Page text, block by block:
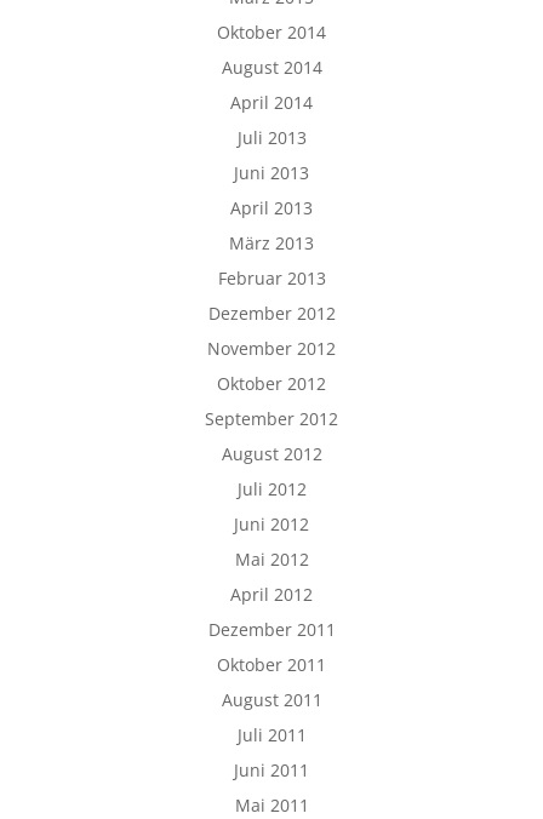
Oktober 2014
August 2014
April 2014
Juli 2013
Juni 2013
April 2013
März 2013
Februar 2013
Dezember 2012
November 2012
Oktober 2012
September 2012
August 2012
Juli 2012
Juni 2012
Mai 2012
April 2012
Dezember 2011
Oktober 2011
August 2011
Juli 2011
Juni 2011
Mai 2011